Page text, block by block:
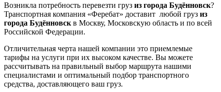
Возникла потребность перевезти груз из города Будённовск?
Транспортная компания «Феребат» доставит любой груз из
города Будённовск в Москву, Московскую область и по всей
Российской Федерации.
Отличительная черта нашей компании это приемлемые
тарифы на услуги при их высоком качестве. Вы можете
рассчитывать на правильный выбор маршрута нашими
специалистами и оптимальный подбор транспортного
средства, доставляющего ваш груз.